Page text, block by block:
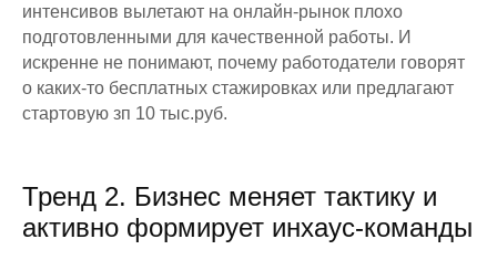
интенсивов вылетают на онлайн-рынок плохо
подготовленными для качественной работы. И
искренне не понимают, почему работодатели говорят
о каких-то бесплатных стажировках или предлагают
стартовую зп 10 тыс.руб.
Тренд 2. Бизнес меняет тактику и
активно формирует инхаус-команды